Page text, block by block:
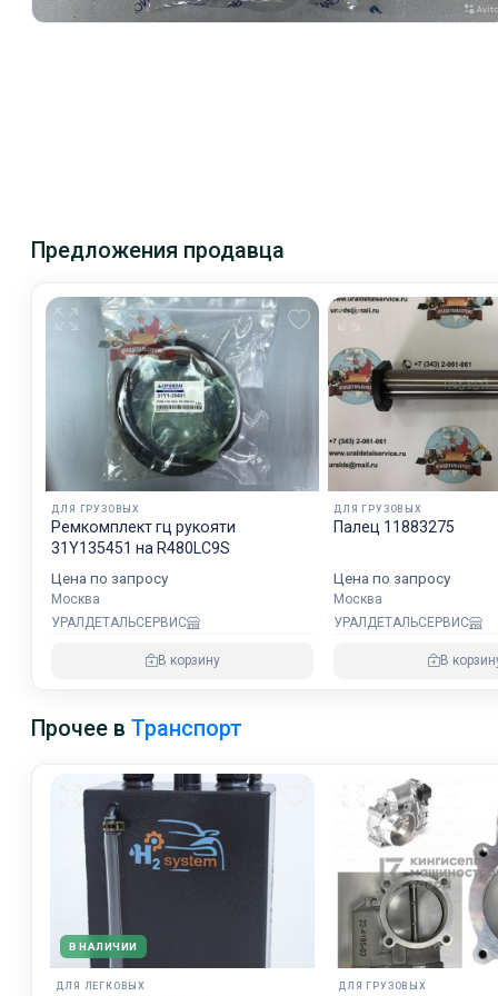
Предложения продавца
ДЛЯ ГРУЗОВЫХ
Ремкомплект гц рукояти
31Y135451 на R480LC9S
Цена по запросу
Москва
УРАЛДЕТАЛЬСЕРВИС
В корзину
ДЛЯ ГРУЗОВЫХ
Палец 11883275
Цена по запросу
Москва
УРАЛДЕТАЛЬСЕРВИС
В
Прочее вТранспорт
В НАЛИЧИИ
ДЛЯ ЛЕГКОВЫХ ДЛЯ ГРУЗОВЫХ